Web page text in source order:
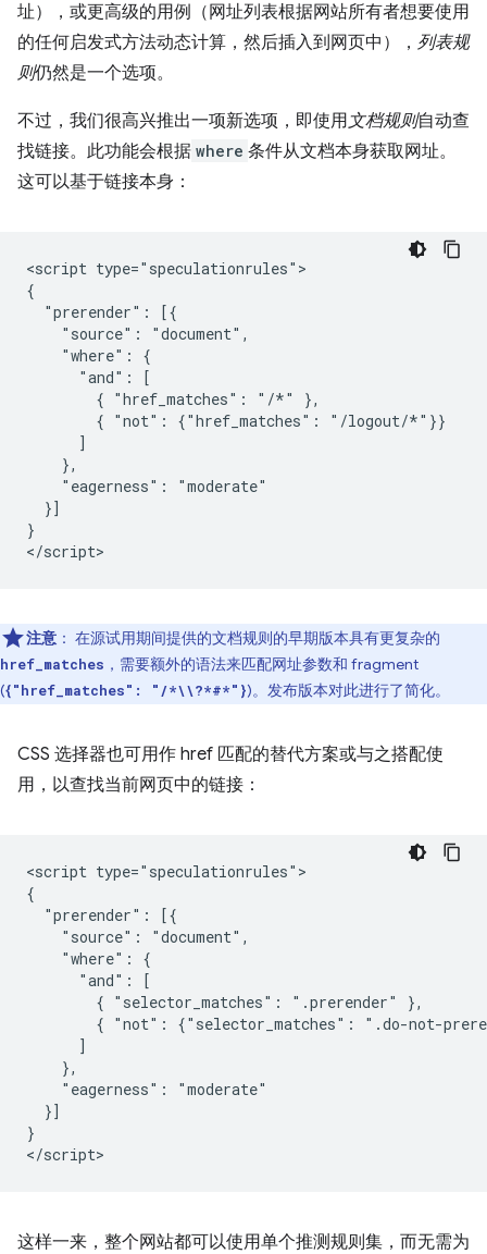
址），或更高级的用例（网址列表根据网站所有者想要使用
的任何启发式方法动态计算，然后插入到网页中）， 列表规
则仍然是一个选项。
不过，我们很高兴推出一项新选项，即使用文档规则自动查
找链接。此功能会根据 where 条件从文档本身获取网址。
这可以基于链接本身：
<script type="speculationrules">
{
  "prerender": [{
    "source": "document",
    "where": {
      "and": [
        { "href_matches": "/*" },
        { "not": {"href_matches": "/logout/*"}}
      ]
    },
    "eagerness": "moderate"
  }]
}
注意 ： 在源试用期间提供的文档规则的早期版本具有更复杂的
href_matches ，需要额外的语法来匹配网址参数和 fragment
({"href_matches": "/*\\?*#*"})。发布版本对此进行了简化。
CSS 选择器也可用作 href 匹配的替代方案或与之搭配使
用，以查找当前网页中的链接：
<script type="speculationrules">
{
  "prerender": [{
    "source": "document",
    "where": {
      "and": [
        { "selector_matches": ".prerender" },
{ "not": {"selector_matches": ".do-not-
      ]
    },
    "eagerness": "moderate"
  }]
}
这样一来，整个网站都可以使用单个推测规则集，而无需为